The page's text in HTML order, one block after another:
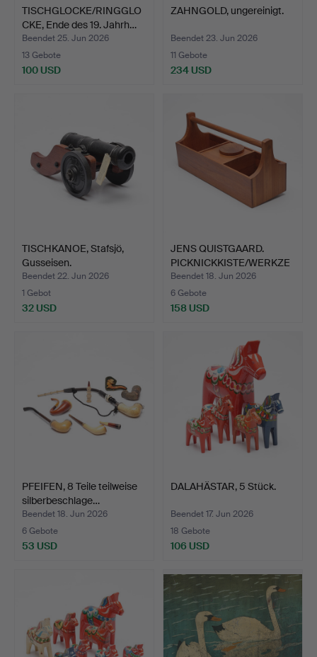
TISCHGLOCKE/RINGGLO
CKE, Ende des 19. Jahrh…
Beendet 25. Jun 2026
13 Gebote
100 USD
ZAHNGOLD, ungereinigt.
Beendet 23. Jun 2026
11 Gebote
234 USD
TISCHKANOE, Stafsjö,
Gusseisen.
Beendet 22. Jun 2026
1 Gebot
32 USD
JENS QUISTGAARD.
PICKNICKKISTE/WERKZE
UGKIS…
Beendet 18. Jun 2026
6 Gebote
158 USD
PFEIFEN, 8 Teile teilweise
silberbeschlage…
Beendet 18. Jun 2026
6 Gebote
53 USD
DALAHÄSTAR, 5 Stück.
Beendet 17. Jun 2026
18 Gebote
106 USD